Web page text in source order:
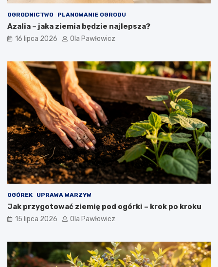
OGRODNICTWO PLANOWANIE OGRODU
Azalia – jaka ziemia będzie najlepsza?
16 lipca 2026 Ola Pawłowicz
OGÓREK UPRAWA WARZYW
Jak przygotować ziemię pod ogórki – krok po kroku
15 lipca 2026 Ola Pawłowicz